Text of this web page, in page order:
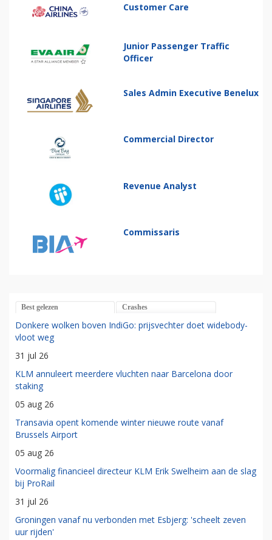
Customer Care
Junior Passenger Traffic
Officer
Sales Admin Executive Benelux
Commercial Director
Revenue Analyst
Commissaris
Best gelezen Crashes
Donkere wolken boven IndiGo: prijsvechter doet widebody-
vloot weg
31 jul 26
KLM annuleert meerdere vluchten naar Barcelona door
staking
05 aug 26
Transavia opent komende winter nieuwe route vanaf
Brussels Airport
05 aug 26
Voormalig financieel directeur KLM Erik Swelheim aan de slag
bij ProRail
31 jul 26
Groningen vanaf nu verbonden met Esbjerg: 'scheelt zeven
uur rijden'